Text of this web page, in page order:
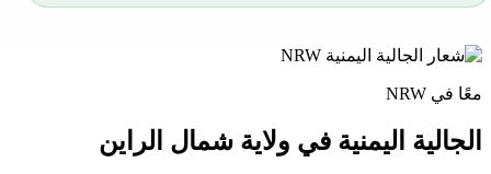
معًا في NRW
الجالية اليمنية في ولاية شمال الراين